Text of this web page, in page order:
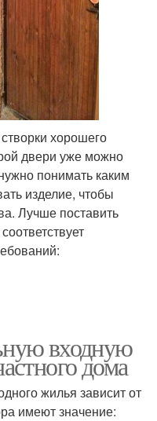
хорошего
двери уже можно
понимать каким
изделие, чтобы
Лучше поставить
входную
дома
жилья зависит от
имеют значение: